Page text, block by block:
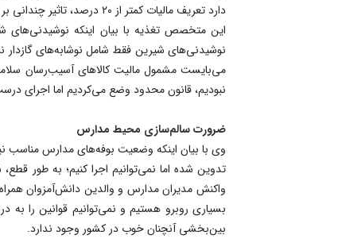
دارد تعریف مالیات کمتر از ۲۰ درصد، تاثیر چندانی بر کاهش مصرف ندارد. متاسفانه، قیمت دوغ نسبت به نوشابه گران‌تر است اما می‌خواهیم مردم از مصرف نوشابه اجتناب کنند.
این متخصص تغذیه با بیان اینکه نوشیدنی‌های
نوشیدنی‌های شیرین فقط شامل نوشابه‌های
می‌بایست مشمول مالیت کالاهای آسیب‌رسان
نبودیم، قانون محدود وضع می‌کردیم اما اجرای
ضرورت سالم‌سازی محیط مدارس
وی با بیان اینکه وضعیت بوفه‌های مدارس مناسب
تدوین شده اما نمی‌توانیم اجرا کنیم؛ به طور
واکنش مدیران مدارس و والدین دانش‌آمزوان
بسیاری روبرو هستیم و نمی‌توانیم قوانین را به
بین‌بخشی آنچنان خوب در کشور وجود ندارد.